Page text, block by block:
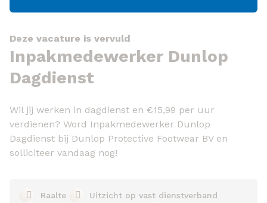
Deze vacature is vervuld
Inpakmedewerker Dunlop
Dagdienst
Wil jij werken in dagdienst en €15,99 per uur
verdienen? Word Inpakmedewerker Dunlop
Dagdienst bij Dunlop Protective Footwear BV en
solliciteer vandaag nog!
Raalte
Uitzicht op vast dienstverband